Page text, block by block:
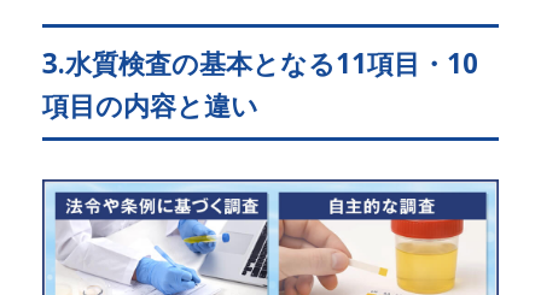
3.水質検査の基本となる11項目・10
項目の内容と違い